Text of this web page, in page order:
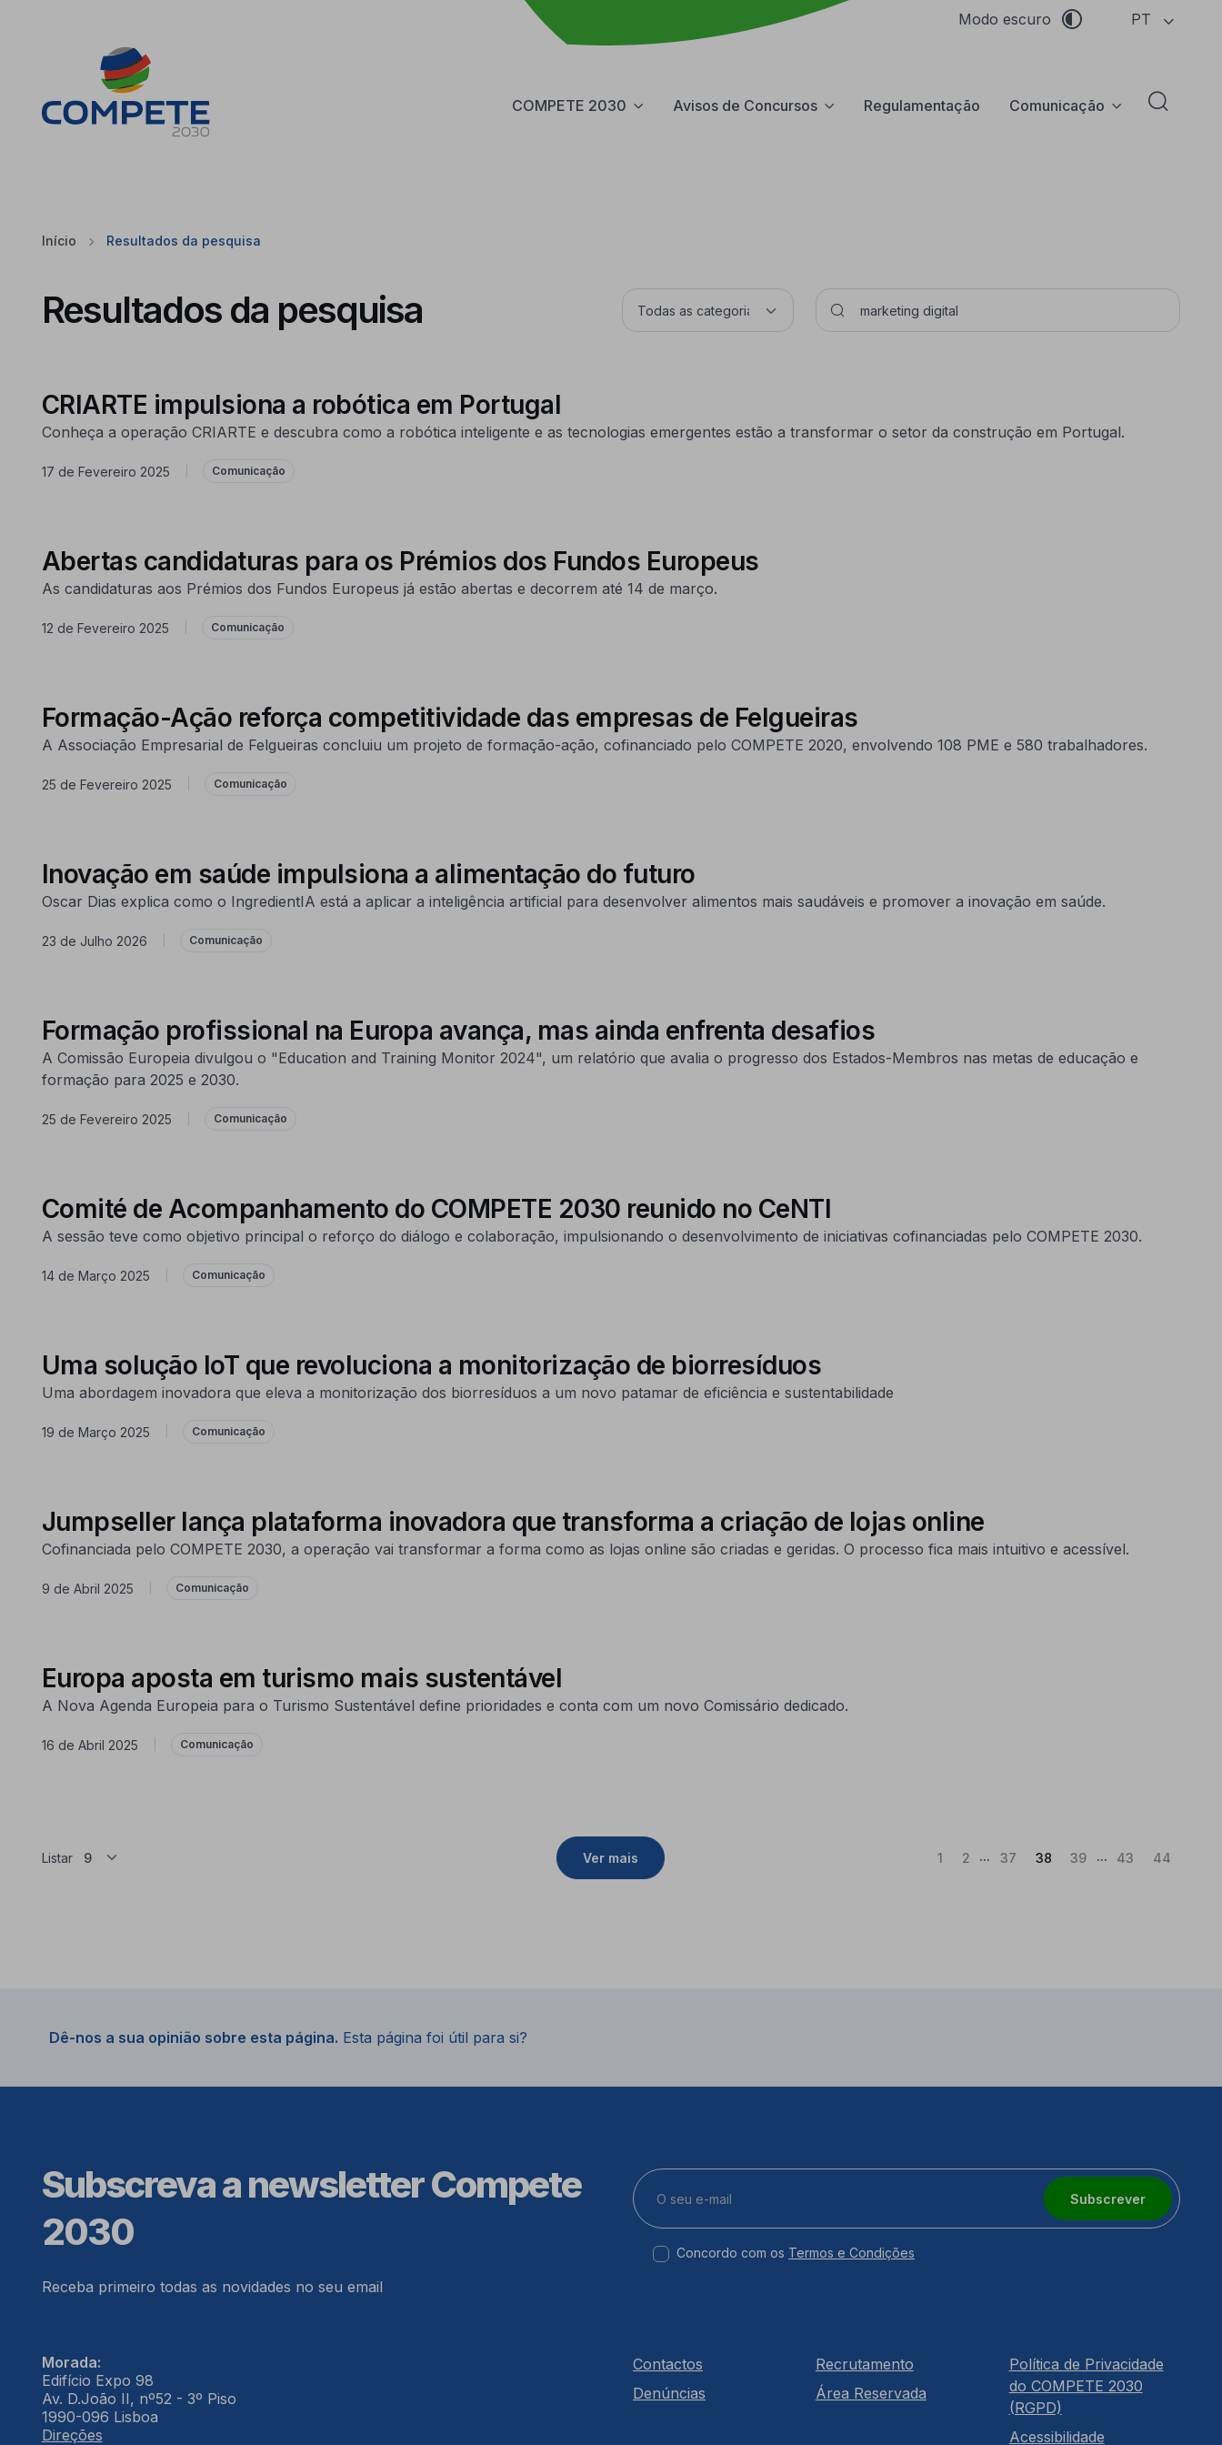
Modo escuro PT
COMPETE 2030 Avisos de Concursos Regulamentação Comunicação Abrir
Início Resultados da pesquisa
Resultados da pesquisa
CRIARTE impulsiona a robótica em Portugal
Conheça a operação CRIARTE e descubra como a robótica inteligente e as tecnologias emergentes estão a transformar o setor da construção em Portugal.
17 de Fevereiro 2025 Comunicação
Abertas candidaturas para os Prémios dos Fundos Europeus
As candidaturas aos Prémios dos Fundos Europeus já estão abertas e decorrem até 14 de março.
12 de Fevereiro 2025 Comunicação
Formação-Ação reforça competitividade das empresas de Felgueiras
A Associação Empresarial de Felgueiras concluiu um projeto de formação-ação, cofinanciado pelo COMPETE 2020, envolvendo 108 PME e 580 trabalhadores.
25 de Fevereiro 2025 Comunicação
Inovação em saúde impulsiona a alimentação do futuro
Oscar Dias explica como o IngredientIA está a aplicar a inteligência artificial para desenvolver alimentos mais saudáveis e promover a inovação em saúde.
23 de Julho 2026 Comunicação
Formação profissional na Europa avança, mas ainda enfrenta desafios
A Comissão Europeia divulgou o "Education and Training Monitor 2024", um relatório que avalia o progresso dos Estados-Membros nas metas de educação e
formação para 2025 e 2030.
25 de Fevereiro 2025 Comunicação
Comité de Acompanhamento do COMPETE 2030 reunido no CeNTI
A sessão teve como objetivo principal o reforço do diálogo e colaboração, impulsionando o desenvolvimento de iniciativas cofinanciadas pelo COMPETE 2030.
14 de Março 2025 Comunicação
Uma solução IoT que revoluciona a monitorização de biorresíduos
Uma abordagem inovadora que eleva a monitorização dos biorresíduos a um novo patamar de eficiência e sustentabilidade
19 de Março 2025 Comunicação
Jumpseller lança plataforma inovadora que transforma a criação de lojas online
Cofinanciada pelo COMPETE 2030, a operação vai transformar a forma como as lojas online são criadas e geridas. O processo fica mais intuitivo e acessível.
9 de Abril 2025 Comunicação
Europa aposta em turismo mais sustentável
A Nova Agenda Europeia para o Turismo Sustentável define prioridades e conta com um novo Comissário dedicado.
16 de Abril 2025 Comunicação
Listar Ver mais 1 2 ... 37 38(Atual)
39 ... 43 44
Dê-nos a sua opinião sobre esta página. Esta página foi útil para si?
Subscreva a newsletter Compete
2030
Receba primeiro todas as novidades no seu email
Subscrever
Concordo com os Termos e Condições
Morada:
Edifício Expo 98
Av. D.João II, nº52 - 3º Piso
1990-096 Lisboa
Direções
Contactos
Denúncias
Recrutamento
Área Reservada
Política de Privacidade
do COMPETE 2030
(RGPD)
Acessibilidade